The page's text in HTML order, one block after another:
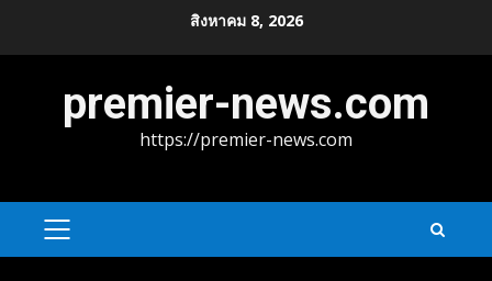
สิงหาคม 8, 2026
premier-news.com
https://premier-news.com
PRIMARY